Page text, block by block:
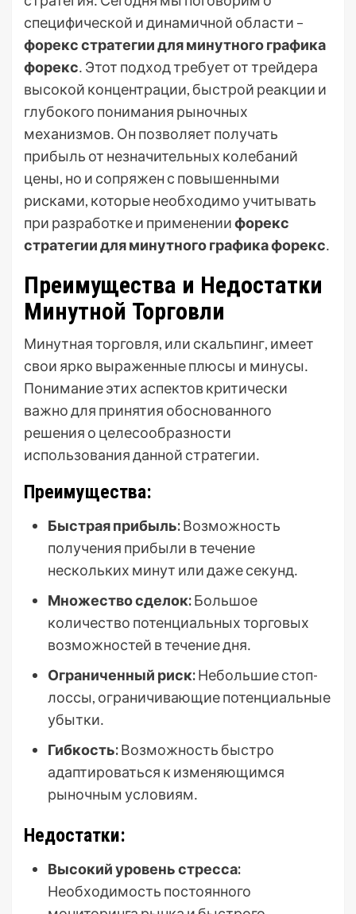
специфической и динамичной области –
форекс стратегии для минутного графика
форекс․ Этот подход требует от трейдера
высокой концентрации, быстрой реакции и
глубокого понимания рыночных
механизмов․ Он позволяет получать
прибыль от незначительных колебаний
цены, но и сопряжен с повышенными
рисками, которые необходимо учитывать
при разработке и применениифорекс
стратегии для минутного графика форекс․
Преимущества и Недостатки
Минутной Торговли
Минутная торговля, или скальпинг, имеет
свои ярко выраженные плюсы и минусы․
Понимание этих аспектов критически
важно для принятия обоснованного
решения о целесообразности
использования данной стратегии․
Преимущества:
Быстрая прибыль:Возможность
получения прибыли в течение
нескольких минут или даже секунд․
Множество сделок:Большое
количество потенциальных торговых
возможностей в течение дня․
Ограниченный риск:Небольшие стоп-
лоссы, ограничивающие потенциальные
убытки․
Гибкость:Возможность быстро
адаптироваться к изменяющимся
рыночным условиям․
Недостатки:
Высокий уровень стресса:
Необходимость постоянного